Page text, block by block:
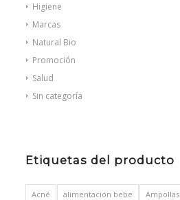
Higiene
Marcas
Natural Bio
Promoción
Salud
Sin categoría
Etiquetas del producto
Acné alimentación bebe Ampollas